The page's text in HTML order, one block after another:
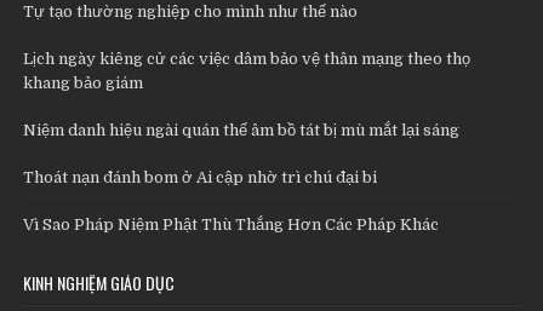
Tự tạo thường nghiệp cho mình như thế nào
Lịch ngày kiêng cử các việc dâm bảo vệ thân mạng theo thọ
khang bảo giám
Niệm danh hiệu ngài quán thế âm bồ tát bị mù mắt lại sáng
Thoát nạn đánh bom ở Ai cập nhờ trì chú đại bi
Vì Sao Pháp Niệm Phật Thù Thắng Hơn Các Pháp Khác
KINH NGHIỆM GIÁO DỤC